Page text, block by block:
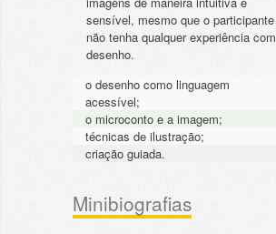
sensível, mesmo que o participante
não tenha qualquer experiência com
desenho.
o desenho como linguagem
acessível;
o microconto e a imagem;
técnicas de ilustração;
criação guiada.
Minibiografias